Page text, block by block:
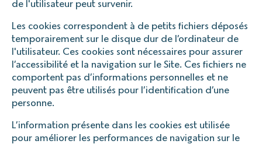
de l'utilisateur peut survenir.
Les cookies correspondent à de petits fichiers déposés
temporairement sur le disque dur de l’ordinateur de
l'utilisateur. Ces cookies sont nécessaires pour assurer
l’accessibilité et la navigation sur le Site. Ces fichiers ne
comportent pas d’informations personnelles et ne
peuvent pas être utilisés pour l’identification d’une
personne.
L’information présente dans les cookies est utilisée
pour améliorer les performances de navigation sur le